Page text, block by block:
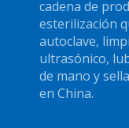
cadena de
esterilización
autoclave,
ultrasónico,
de mano y
en China.